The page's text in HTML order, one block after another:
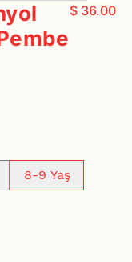
$ 36.00
8-9 Yaş